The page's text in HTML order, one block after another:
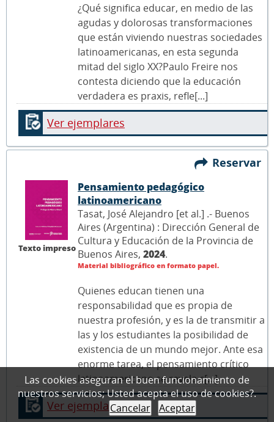
¿Qué significa educar, en medio de las
agudas y dolorosas transformaciones
que están viviendo nuestras sociedades
latinoamericanas, en esta segunda
mitad del siglo XX?Paulo Freire nos
contesta diciendo que la educación
verdadera es praxis, refle[...]
Ver ejemplares
Reservar
Texto impreso
Pensamiento pedagógico
latinoamericano
Tasat, José Alejandro [et al.] .- Buenos
Aires (Argentina) : Dirección General de
Cultura y Educación de la Provincia de
Buenos Aires, 2024.
Material bibliográfico en formato papel.
Quienes educan tienen una
responsabilidad que es propia de
nuestra profesión, y es la de transmitir a
las y los estudiantes la posibilidad de
existencia de un mundo mejor. Ante esa
enorme tarea, el pensamiento crítico
latinoamericano se revela c[...]
Ver ejemplares
Las cookies aseguran el buen funcionamiento de
nuestros servicios; Usted acepta el uso de cookies?.
Cancelar
Aceptar